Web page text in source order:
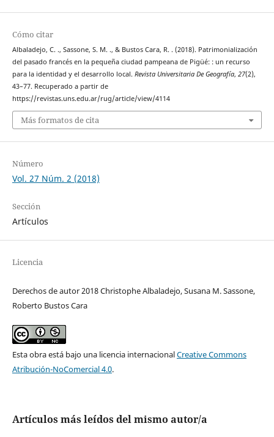
Cómo citar
Albaladejo, C. ., Sassone, S. M. ., & Bustos Cara, R. . (2018). Patrimonialización
del pasado francés en la pequeña ciudad pampeana de Pigüé: : un recurso
para la identidad y el desarrollo local. Revista Universitaria De Geografía, 27(2),
43–77. Recuperado a partir de
https://revistas.uns.edu.ar/rug/article/view/4114
Más formatos de cita
Número
Vol. 27 Núm. 2 (2018)
Sección
Artículos
Licencia
Derechos de autor 2018 Christophe Albaladejo, Susana M. Sassone,
Roberto Bustos Cara
Esta obra está bajo una licencia internacionalCreative Commons
Atribución-NoComercial 4.0.
Artículos más leídos del mismo autor/a